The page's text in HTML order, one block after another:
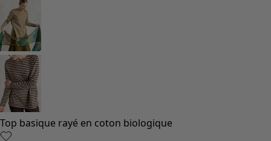
Top basique rayé en coton biologique